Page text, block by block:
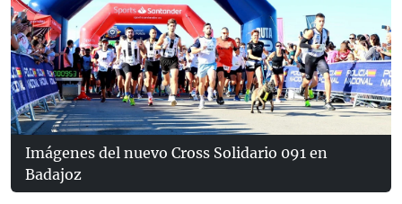
Imágenes del nuevo Cross Solidario 091 en
Badajoz